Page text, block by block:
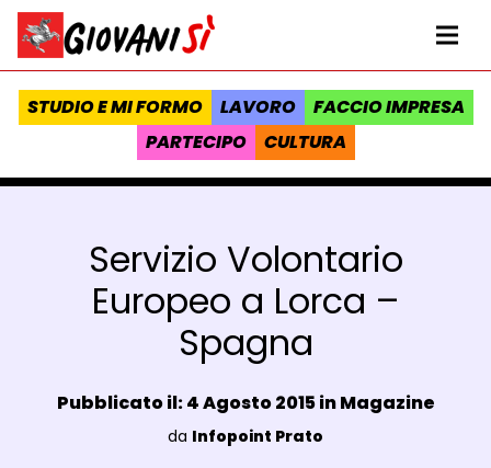
Vai al contenuto
Homepage Giovanisì - Progetto della Regione Toscana
STUDIO E MI FORMO LAVORO
FACCIO IMPRESA
PARTECIPO
CULTURA
Servizio Volontario
Europeo a Lorca –
Spagna
Data e ora:
Pubblicato il: 4 Agosto 2015 inMagazine
Luogo:
da Infopoint Prato